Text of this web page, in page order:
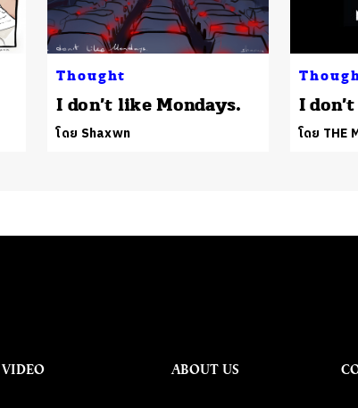
Thought
I don’t like Mondays.
โดย Shaxwn
I
โดย THE
VIDEO ABOUT US